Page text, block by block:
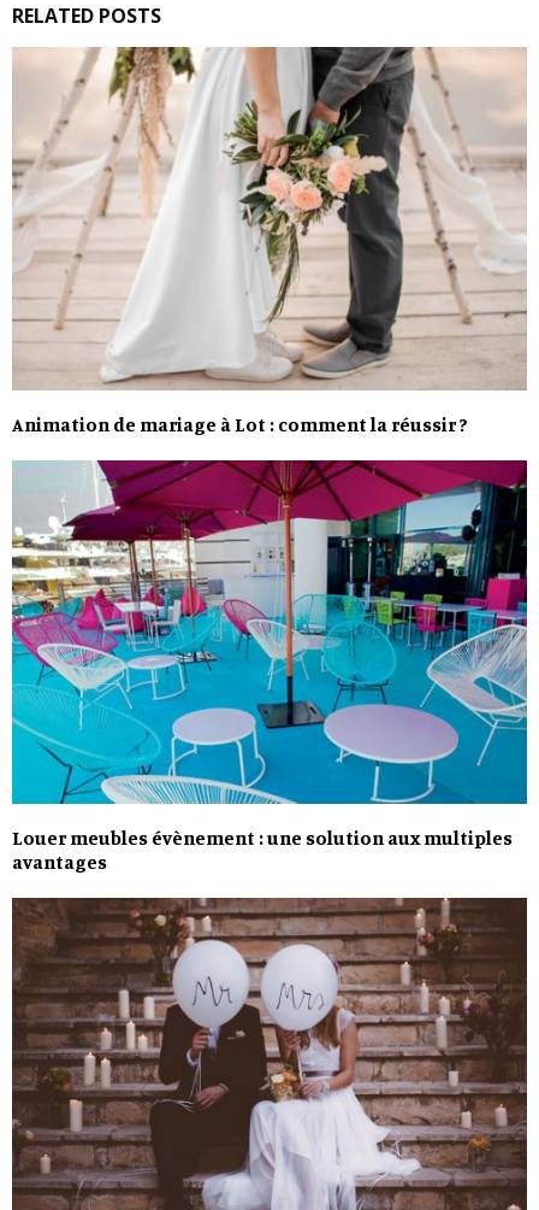
RELATED POSTS
Animation de mariage à Lot : comment la réussir ?
Louer meubles évènement : une solution aux multiples
avantages